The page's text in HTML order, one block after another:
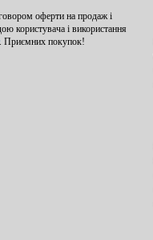
оферти на продаж і
користувача і використання
Приємних покупок!